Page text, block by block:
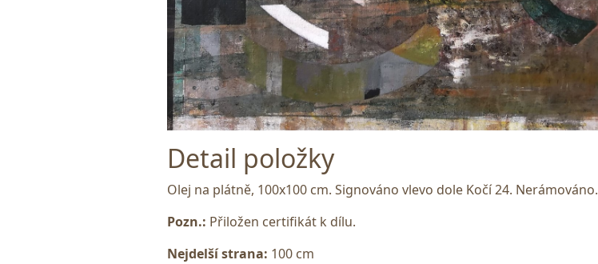
Detail položky
Olej na plátně, 100x100 cm. Signováno vlevo dole Kočí 24. Nerámováno.
Pozn.: Přiložen certifikát k dílu.
Nejdelší strana: 100 cm